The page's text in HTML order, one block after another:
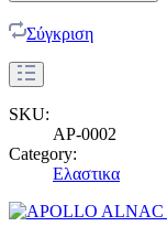
Σύγκριση
SKU:
AP-0002
Category:
Ελαστικα